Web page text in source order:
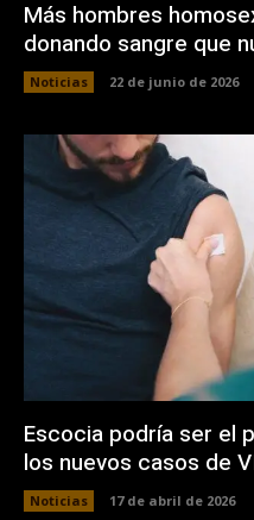
Más hombres
donando sangre que
Noticias 22 de junio de 2026
Escocia podría ser el
los nuevos casos de
Noticias 17 de abril de 2026